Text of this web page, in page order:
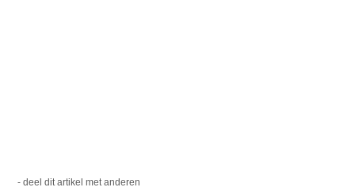
- deel dit artikel met anderen